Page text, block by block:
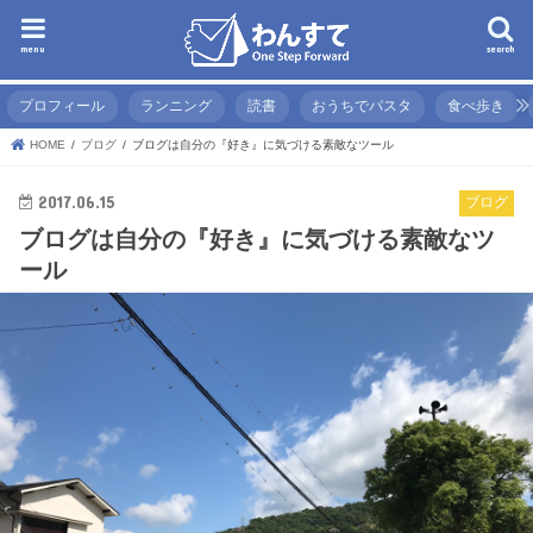
search
menu
プロフィール ランニング 読書 おうちでパスタ 食べ歩き
HOME ブログ ブログは自分の『好き』に気づける素敵なツール
ブログ
2017.06.15
ブログは自分の『好き』に気づける素敵なツ
ール